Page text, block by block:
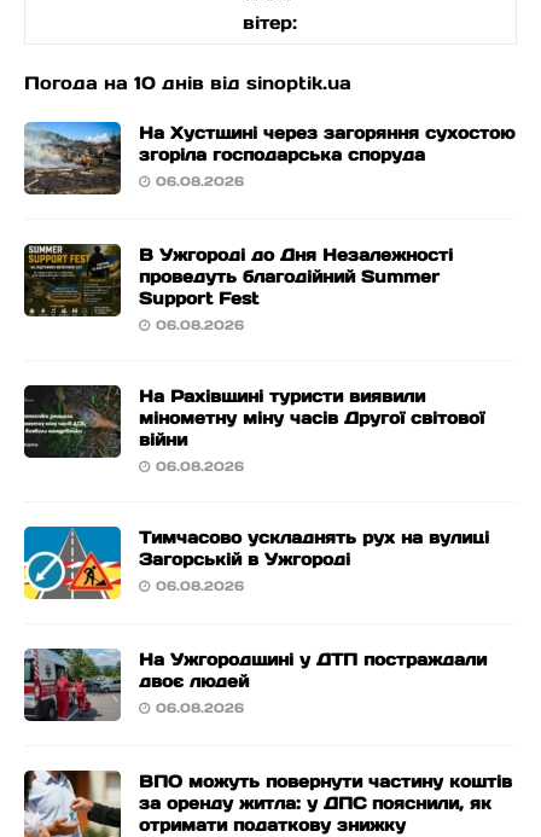
вітер:
Погода на 10 днів від sinoptik.ua
На Хустщині через загоряння сухостою
згоріла господарська споруда
06.08.2026
В Ужгороді до Дня Незалежності
проведуть благодійний Summer
Support Fest
06.08.2026
На Рахівщині туристи виявили
мінометну міну часів Другої світової
війни
06.08.2026
Тимчасово ускладнять рух на вулиці
Загорській в Ужгороді
06.08.2026
На Ужгородщині у ДТП постраждали
двоє людей
06.08.2026
ВПО можуть повернути частину коштів
за оренду житла: у ДПС пояснили, як
отримати податкову знижку